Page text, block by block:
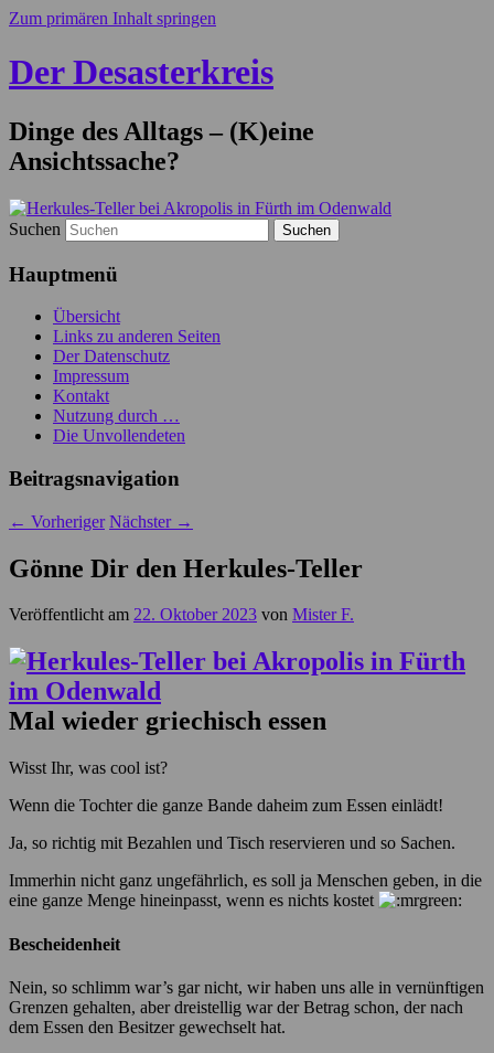
Zum primären Inhalt springen
Der Desasterkreis
Dinge des Alltags – (K)eine
Ansichtssache?
Suchen
Hauptmenü
Übersicht
Links zu anderen Seiten
Der Datenschutz
Impressum
Kontakt
Nutzung durch …
Die Unvollendeten
Beitragsnavigation
← Vorheriger Nächster →
Gönne Dir den Herkules-Teller
Veröffentlicht am 22. Oktober 2023 von Mister F.
Mal wieder griechisch essen
Wisst Ihr, was cool ist?
Wenn die Tochter die ganze Bande daheim zum Essen einlädt!
Ja, so richtig mit Bezahlen und Tisch reservieren und so Sachen.
Immerhin nicht ganz ungefährlich, es soll ja Menschen geben, in die
eine ganze Menge hineinpasst, wenn es nichts kostet
Bescheidenheit
Nein, so schlimm war’s gar nicht, wir haben uns alle in vernünftigen
Grenzen gehalten, aber dreistellig war der Betrag schon, der nach
dem Essen den Besitzer gewechselt hat.